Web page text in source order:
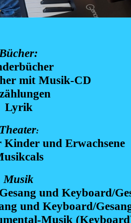
Bücher:
mit Musik-CD
Lyrik
Theater:
und Erwachsene
Musik
und Keyboard/
und Keyboard/
Musik